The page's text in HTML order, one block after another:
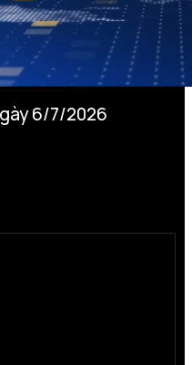
6/7/2026